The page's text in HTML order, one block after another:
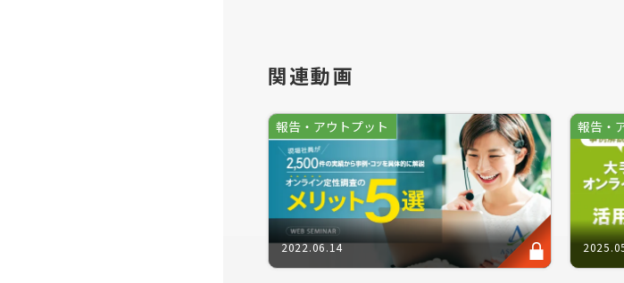
消費者自身も気付かない潜在ニーズやインサ
ないからこそ見えなかった示唆を得ることが
調査者・マーケターが頭を悩ませている分野で
デプスインタビューは勿論、特にグループイ
「誰のどの発言を正とすべきか」「少数派の
果が属人的になってしまうケースなども招きま
そこで今回は、定性調査の報告書作成におけ
関連動画
報告・アウトプット
2022.06.14
報告・